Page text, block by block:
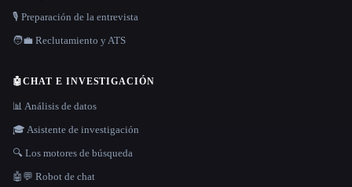
🎙️ Preparación de la entrevista
🧑‍💼 Reclutamiento y ATS
🤖CHAT E INVESTIGACIÓN
📊 Análisis de datos
🎓 Asistente de investigación
🔍 Los motores de búsqueda
🤖💬 Robot de chat